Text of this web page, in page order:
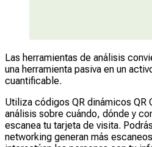
Las herramientas de análisis
una herramienta pasiva en un
cuantificable.
Utiliza códigos QR dinámicos QR
análisis sobre cuándo, dónde y
escanea tu tarjeta de visita.
networking generan más